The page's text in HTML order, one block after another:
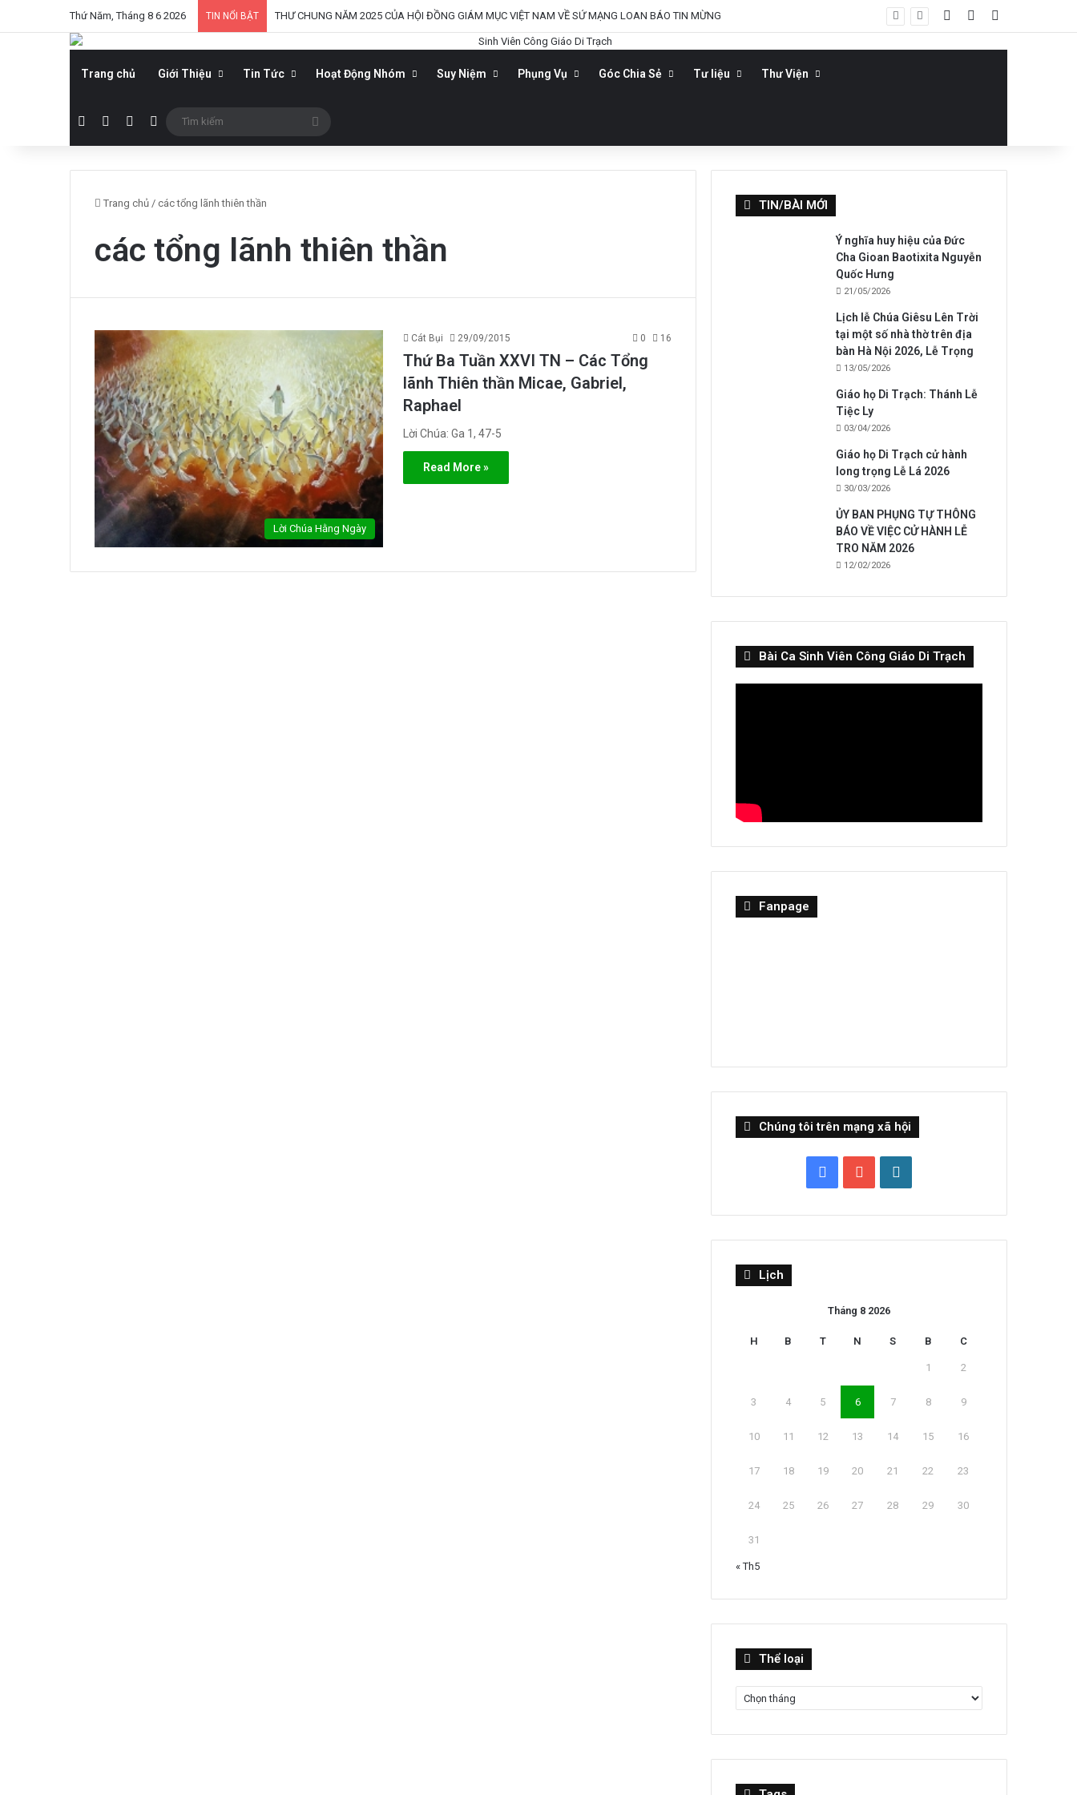
Thứ Năm, Tháng 8 6 2026 TIN NỔI BẬT THƯ CHUNG NĂM 2025 CỦA HỘI ĐỒNG GIÁM MỤC VIỆT NAM VỀ SỨ MẠNG LOAN BÁO TIN MỪNG Log In Bài viết ngẫu
Trang chủ Giới Thiệu Tin Tức Hoạt Động Nhóm Suy Niệm Phụng Vụ Góc Chia Sẻ Tư liệu Thư Viện
FacebookYouTubeWordPress
Sidebar
Tìm
kiếm
Trang chủ / các tổng lãnh thiên thần
các tổng lãnh thiên thần
Lời Chúa Hằng Ngày
Cát Bụi 29/09/2015 0 16
Thứ Ba Tuần XXVI TN – Các Tổng
lãnh Thiên thần Micae, Gabriel,
Raphael
Lời Chúa: Ga 1, 47-5
Read More »
TIN/BÀI MỚI
Ý nghĩa huy hiệu của Đức
Cha Gioan Baotixita Nguyễn
Quốc Hưng
21/05/2026
Lịch lễ Chúa Giêsu Lên Trời
tại một số nhà thờ trên địa
bàn Hà Nội 2026, Lễ Trọng
13/05/2026
Giáo họ Di Trạch: Thánh Lễ
Tiệc Ly
03/04/2026
Giáo họ Di Trạch cử hành
long trọng Lễ Lá 2026
30/03/2026
ỦY BAN PHỤNG TỰ THÔNG
BÁO VỀ VIỆC CỬ HÀNH LỄ
TRO NĂM 2026
12/02/2026
Bài Ca Sinh Viên Công Giáo Di Trạch
Fanpage
Chúng tôi trên mạng xã hội
FacebookYouTube
Lịch
Tháng 8 2026
H B T N S B C
1 2
3 4 5 6 7 8 9
10 11 12 13 14 15 16
17 18 19 20 21 22 23
24 25 26 27 28 29 30
31
« Th5
Thể loại
loại